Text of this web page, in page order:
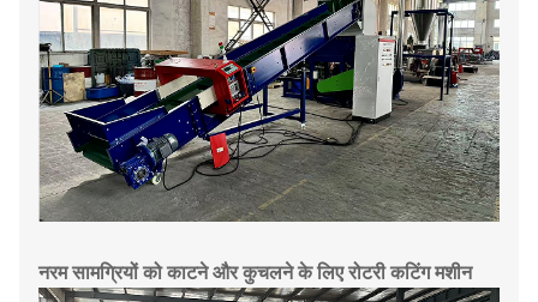
नरम सामग्रियों को काटने और कुचलने के लिए रोटरी कटिंग मशीन